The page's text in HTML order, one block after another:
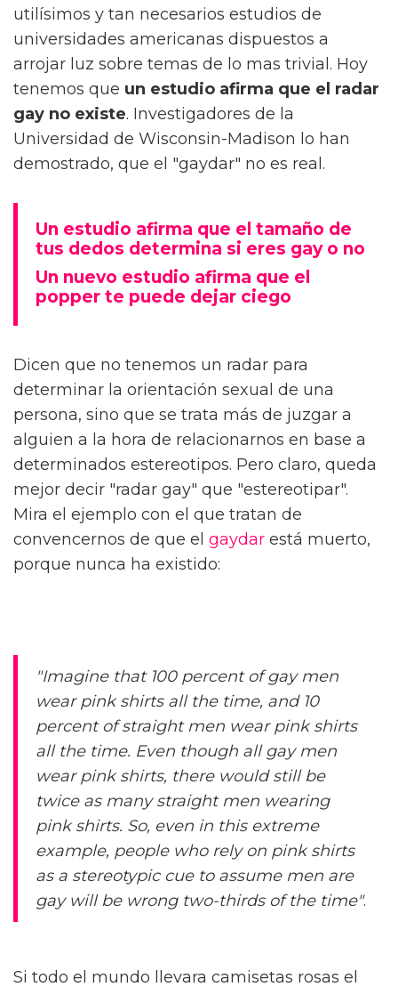
utilísimos y tan necesarios estudios de
universidades americanas dispuestos a
arrojar luz sobre temas de lo mas trivial. Hoy
tenemos que un estudio afirma que el radar
gay no existe. Investigadores de la
Universidad de Wisconsin-Madison lo han
demostrado, que el "gaydar" no es real.
Un estudio afirma que el tamaño de
tus dedos determina si eres gay o no
Un nuevo estudio afirma que el
popper te puede dejar ciego
Dicen que no tenemos un radar para
determinar la orientación sexual de una
persona, sino que se trata más de juzgar a
alguien a la hora de relacionarnos en base a
determinados estereotipos. Pero claro, queda
mejor decir "radar gay" que "estereotipar".
Mira el ejemplo con el que tratan de
convencernos de que el gaydar está muerto,
porque nunca ha existido:
"Imagine that 100 percent of gay men
wear pink shirts all the time, and 10
percent of straight men wear pink shirts
all the time. Even though all gay men
wear pink shirts, there would still be
twice as many straight men wearing
pink shirts. So, even in this extreme
example, people who rely on pink shirts
as a stereotypic cue to assume men are
gay will be wrong two-thirds of the time".
Si todo el mundo llevara camisetas rosas el